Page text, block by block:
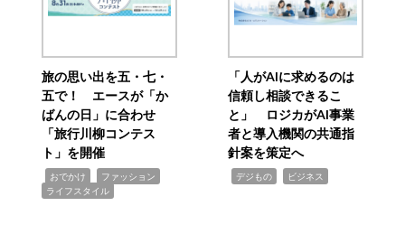
旅の思い出を五・七・
五で！ エースが「か
ばんの日」に合わせ
「旅行川柳コンテス
ト」を開催
おでかけ ファッション
ライフスタイル
「人がAIに求めるのは
信頼し相談できるこ
と」 ロジカがAI事業
者と導入機関の共通指
針案を策定へ
デジもの ビジネス